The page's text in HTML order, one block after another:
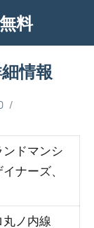
料
情報
ンドマンシ
ナーズ、
ノ内線